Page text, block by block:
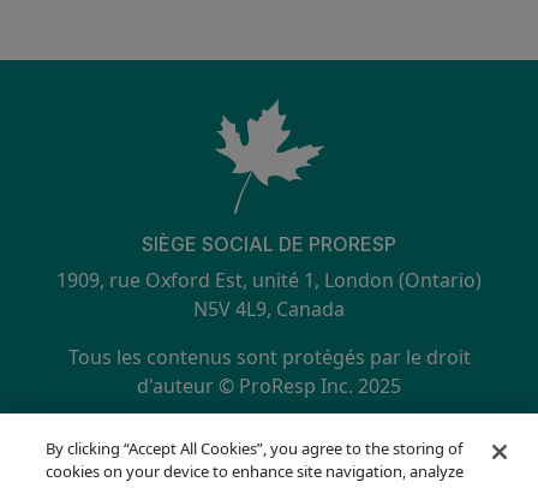
SIÈGE SOCIAL DE PRORESP
1909, rue Oxford Est, unité 1, London (Ontario)
N5V 4L9, Canada
Tous les contenus sont protégés par le droit
d'auteur © ProResp Inc. 2025
SECONDARY MENU
politique de confidentialité
By clicking “Accept All Cookies”, you agree to the storing of
cookies on your device to enhance site navigation, analyze